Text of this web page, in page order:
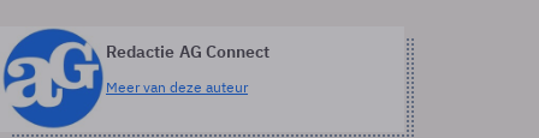
Redactie AG Connect
Meer van deze auteur